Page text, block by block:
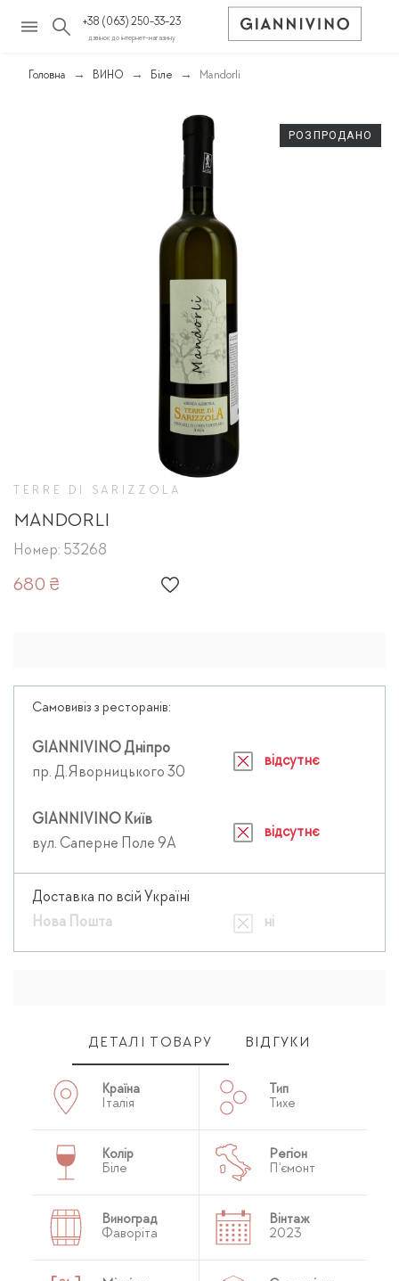
+38 (063) 250-33-23
дзвінок до інтернет-магазину
Головна ВИНО Біле Mandorli
РОЗПРОДАНО
TERRE DI SARIZZOLA
MANDORLI
Номер: 53268
680 ₴
Самовивіз з ресторанів:
GIANNIVINO Дніпро
пр. Д.Яворницького 30
відсутнє
GIANNIVINO Київ
вул. Саперне Поле 9А
відсутнє
Доставка по всій Україні
Нова Пошта
ні
ДЕТАЛІ ТОВАРУ ВІДГУКИ
Країна
Італія
Тип
Тихе
Колір
Біле
Регіон
П'ємонт
Виноград
Фаворіта
Вінтаж
2023